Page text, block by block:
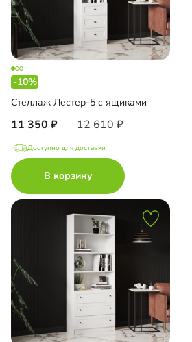
-10%
Стеллаж Лестер-5 с ящиками
11 350 12 610
Доступно для доставки
В корзину